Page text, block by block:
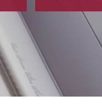
確定申告 所
青色申告と
年末調整 書
確定申告 訂正
青色申告 特